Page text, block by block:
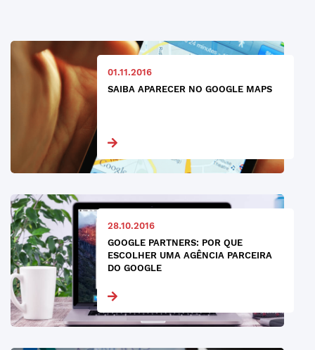
01.11.2016
SAIBA APARECER NO GOOGLE MAPS
28.10.2016
GOOGLE PARTNERS: POR QUE
ESCOLHER UMA AGÊNCIA PARCEIRA
DO GOOGLE